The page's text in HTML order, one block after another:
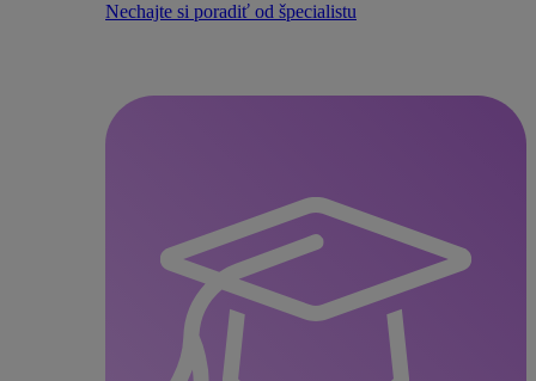
Nechajte si poradiť od špecialistu